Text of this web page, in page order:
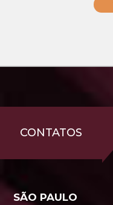
CONTATOS
SÃO PAULO